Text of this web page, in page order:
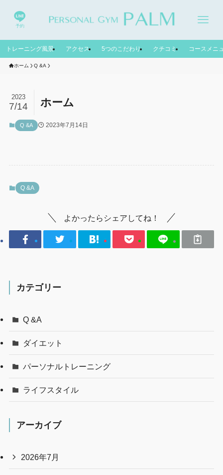
予約
トレーニング風景 アクセス 5つのこだわり クチコミ コースメニ
ホーム Q &A
ホーム
2023
7/14
Q &A 2023年7月14日
Q &A
よかったらシェアしてね！
カテゴリー
Q &A
ダイエット
パーソナルトレーニング
ライフスタイル
アーカイブ
2026年7月